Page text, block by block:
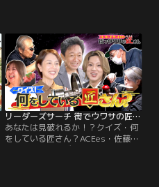
とで、大掃除の匠さんを大調査！ゲ
ストは、坂下千里子さん、令和ロマ
ン・松井ケムリさんをお迎えし、簡
単ピカピカになる大掃除の裏技18連
発で、女子プロレスの寮を大掃除！
リーダーズサーチ 街でウワサの匠さん あなたは見破れるか！？クイズ・何をしている匠さん？ACEes・佐藤龍我とともにさまざまな匠さん仕事を実際に体験！
あなたは見破れるか！？クイズ・何
をしている匠さん？ACEes・佐藤龍
我とともにさまざまな匠さん仕事を